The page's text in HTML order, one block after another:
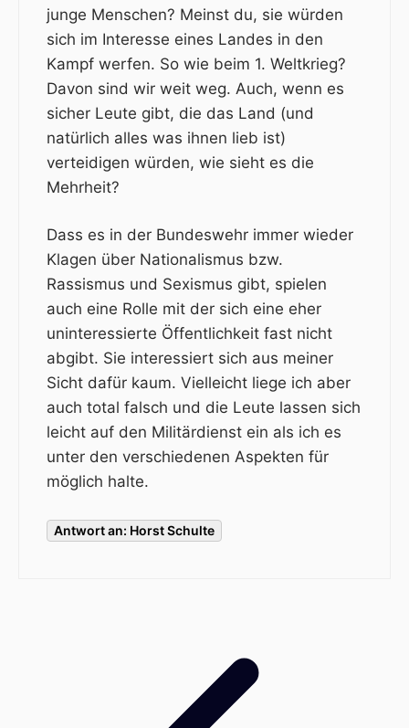
junge Menschen? Meinst du, sie würden
sich im Interesse eines Landes in den
Kampf werfen. So wie beim 1. Weltkrieg?
Davon sind wir weit weg. Auch, wenn es
sicher Leute gibt, die das Land (und
natürlich alles was ihnen lieb ist)
verteidigen würden, wie sieht es die
Mehrheit?
Dass es in der Bundeswehr immer wieder
Klagen über Nationalismus bzw.
Rassismus und Sexismus gibt, spielen
auch eine Rolle mit der sich eine eher
uninteressierte Öffentlichkeit fast nicht
abgibt. Sie interessiert sich aus meiner
Sicht dafür kaum. Vielleicht liege ich aber
auch total falsch und die Leute lassen sich
leicht auf den Militärdienst ein als ich es
unter den verschiedenen Aspekten für
möglich halte.
Antwort an: Horst Schulte